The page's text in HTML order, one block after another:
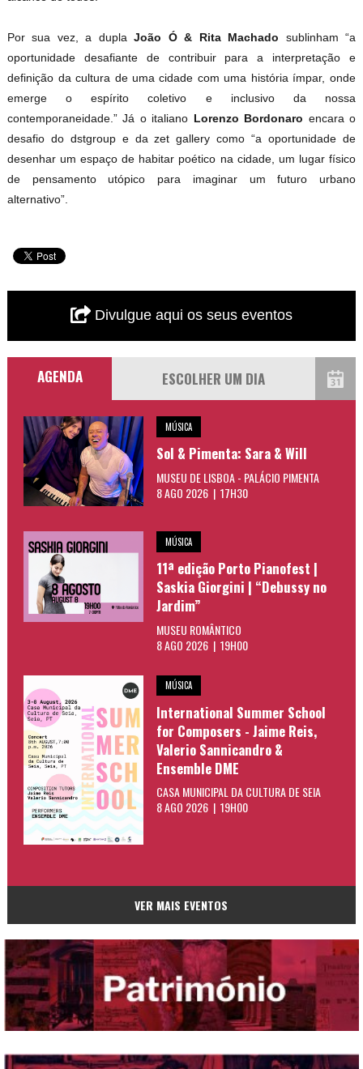
Por sua vez, a duplaJoão Ó & Rita Machado sublinham “a
oportunidade desafiante de contribuir para a interpretação e
definição da cultura de uma cidade com uma história ímpar, onde
emerge o espírito coletivo e inclusivo da nossa
contemporaneidade.” Já o italiano Lorenzo Bordonaro encara o
desafio do dstgroup e da zet gallery como “a oportunidade de
desenhar um espaço de habitar poético na cidade, um lugar físico
de pensamento utópico para imaginar um futuro urbano
alternativo”.
Divulgue aqui os seus eventos
AGENDA
MÚSICA
Sol & Pimenta: Sara & Will
MUSEU DE LISBOA - PALÁCIO PIMENTA
8 AGO 2026 | 17H30
MÚSICA
11ª edição Porto Pianofest |
Saskia Giorgini | “Debussy no
Jardim”
MUSEU ROMÂNTICO
8 AGO 2026 | 19H00
MÚSICA
International Summer School
for Composers - Jaime Reis,
Valerio Sannicandro &
Ensemble DME
CASA MUNICIPAL DA CULTURA DE SEIA
8 AGO 2026 | 19H00
VER MAIS EVENTOS